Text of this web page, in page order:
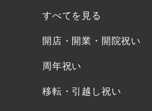
すべてを見る
開店・開業・開院祝い
周年祝い
移転・引越し祝い